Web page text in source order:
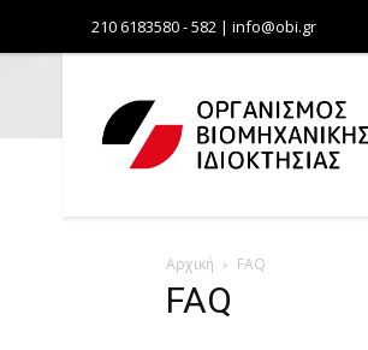
210 6183580 - 582 | info@obi.gr
Αρχική FAQ
FAQ